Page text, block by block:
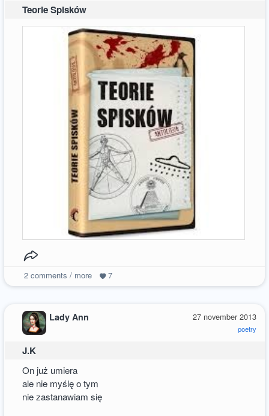
Teorie Spisków
2comments / more 7
27 november 2013
poetry
Lady Ann
J.K
On już umiera
ale nie myślę o tym
nie zastanawiam się